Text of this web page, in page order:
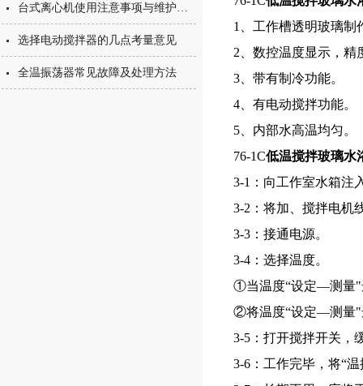
台式离心机使用注意事项与维护工作
选择电动搅拌器的几点考量意见
全温振荡器常见故障及处理方法
1、工作槽透明玻璃制
2、数控温度显示，
3、带有制冷功能。
4、有电动搅拌功能。
5、内部水高温均匀。
76-1C低温搅拌玻璃水
3-1：向工作室水箱注
3-2：将加、搅拌电机
3-3：接通电源。
3-4：选择温度。
①当温度“设定—测量"
②将温度“设定—测量"
3-5：打开搅拌开关，
3-6：工作完毕，将“